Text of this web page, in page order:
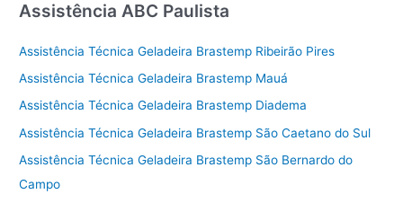
Assistência ABC Paulista
Assistência Técnica Geladeira Brastemp Ribeirão Pires
Assistência Técnica Geladeira Brastemp Mauá
Assistência Técnica Geladeira Brastemp Diadema
Assistência Técnica Geladeira Brastemp São Caetano do Sul
Assistência Técnica Geladeira Brastemp São Bernardo do
Campo